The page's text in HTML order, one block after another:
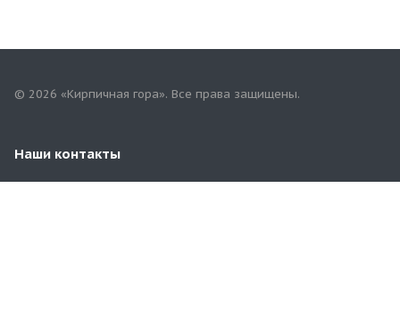
© 2026 «Кирпичная гора». Все права защищены.
Наши контакты
8(901)802-96-99